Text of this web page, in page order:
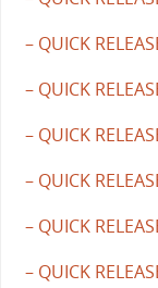
– QUICK
– QUICK
– QUICK
– QUICK
– QUICK
– QUICK